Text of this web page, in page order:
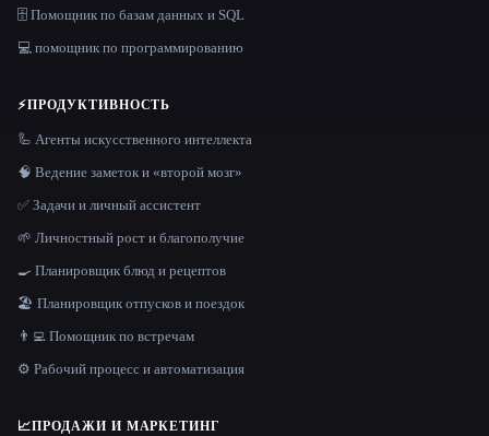
🗄️ Помощник по базам данных и SQL
💻 помощник по программированию
⚡ПРОДУКТИВНОСТЬ
🦾 Агенты искусственного интеллекта
🧠 Ведение заметок и «второй мозг»
✅ Задачи и личный ассистент
🌱 Личностный рост и благополучие
🍳 Планировщик блюд и рецептов
🏖 Планировщик отпусков и поездок
👨‍💻 Помощник по встречам
⚙️ Рабочий процесс и автоматизация
📈ПРОДАЖИ И МАРКЕТИНГ